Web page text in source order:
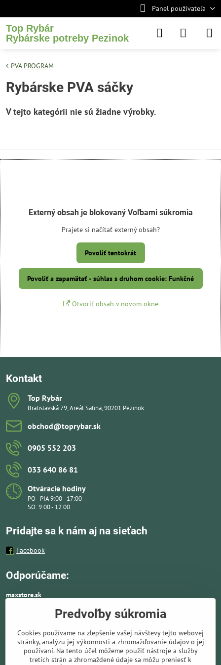
Panel používateľa
Top Rybár
Rybárske potreby Pezinok
PVA PROGRAM
Rybárske PVA sáčky
Externý obsah je blokovaný Voľbami súkromia
Prajete si načítať externý obsah?
Povoliť tentokrát
Povoliť a zapamätať - súhlas s druhom cookie: Funkčné
Otvoriť obsah v novom okne
Kontakt
Top Rybár
Bratislavská 79, Areál Satina, 90201 Pezinok
obchod​@toprybar​.sk
0905 552 203
033 640 86 81
Otváracie hodiny
PO - PIA 9:00 - 17:00
SO: 9:00 - 12:00
Pridajte sa k nám aj na sieťach
Facebook
Odporúčame:
maxstore.sk
Kvalitné nafukovacie člny a lodné elektromotory
vhodné aj k moru a doplnky ako záchranné vesty,
pádla, kotvy a vybavenie pre vodnú turistiku.
Ponúkame solárne panely a nabíjače. Kompletné
solárne systémy ideálne pre lode, karavany,
Predvoľby súkromia
Cookies používame na zlepšenie vašej návštevy tejto webovej
stránky, analýzu jej výkonnosti a zhromažďovanie údajov o jej
používaní. Na tento účel môžeme použiť nástroje a služby
tretích strán a zhromaždené údaje sa môžu preniesť k